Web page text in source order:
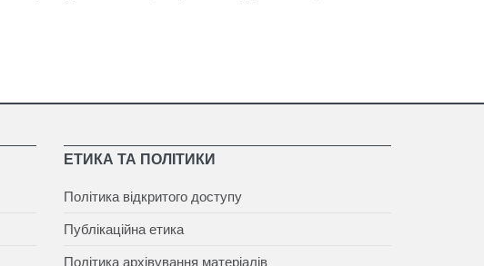
ЕТИКА ТА ПОЛІТИКИ
Політика відкритого доступу
Публікаційна етика
Політика архівування матеріалів